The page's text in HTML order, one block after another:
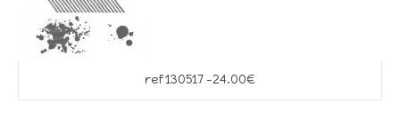
ref 130517 -24.00€